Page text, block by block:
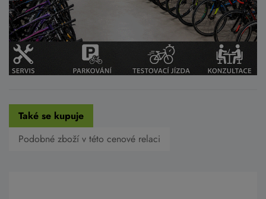
Také se kupuje
Podobné zboží v této cenové relaci